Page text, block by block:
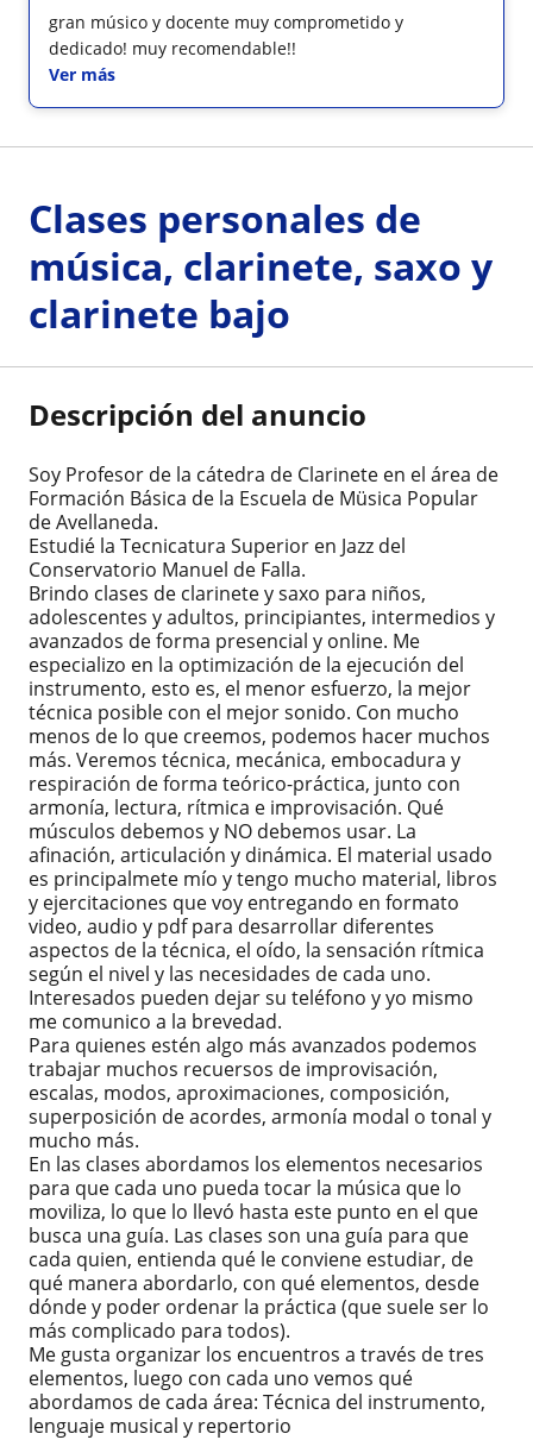
gran músico y docente muy comprometido y
dedicado! muy recomendable!!
Ver más
Clases personales de
música, clarinete, saxo y
clarinete bajo
Descripción del anuncio
Soy Profesor de la cátedra de Clarinete en el área de
Formación Básica de la Escuela de Müsica Popular
de Avellaneda.
Estudié la Tecnicatura Superior en Jazz del
Conservatorio Manuel de Falla.
Brindo clases de clarinete y saxo para niños,
adolescentes y adultos, principiantes, intermedios y
avanzados de forma presencial y online. Me
especializo en la optimización de la ejecución del
instrumento, esto es, el menor esfuerzo, la mejor
técnica posible con el mejor sonido. Con mucho
menos de lo que creemos, podemos hacer muchos
más. Veremos técnica, mecánica, embocadura y
respiración de forma teórico-práctica, junto con
armonía, lectura, rítmica e improvisación. Qué
músculos debemos y NO debemos usar. La
afinación, articulación y dinámica. El material usado
es principalmete mío y tengo mucho material, libros
y ejercitaciones que voy entregando en formato
video, audio y pdf para desarrollar diferentes
aspectos de la técnica, el oído, la sensación rítmica
según el nivel y las necesidades de cada uno.
Interesados pueden dejar su teléfono y yo mismo
me comunico a la brevedad.
Para quienes estén algo más avanzados podemos
trabajar muchos recuersos de improvisación,
escalas, modos, aproximaciones, composición,
superposición de acordes, armonía modal o tonal y
mucho más.
En las clases abordamos los elementos necesarios
para que cada uno pueda tocar la música que lo
moviliza, lo que lo llevó hasta este punto en el que
busca una guía. Las clases son una guía para que
cada quien, entienda qué le conviene estudiar, de
qué manera abordarlo, con qué elementos, desde
dónde y poder ordenar la práctica (que suele ser lo
más complicado para todos).
Me gusta organizar los encuentros a través de tres
elementos, luego con cada uno vemos qué
abordamos de cada área: Técnica del instrumento,
lenguaje musical y repertorio